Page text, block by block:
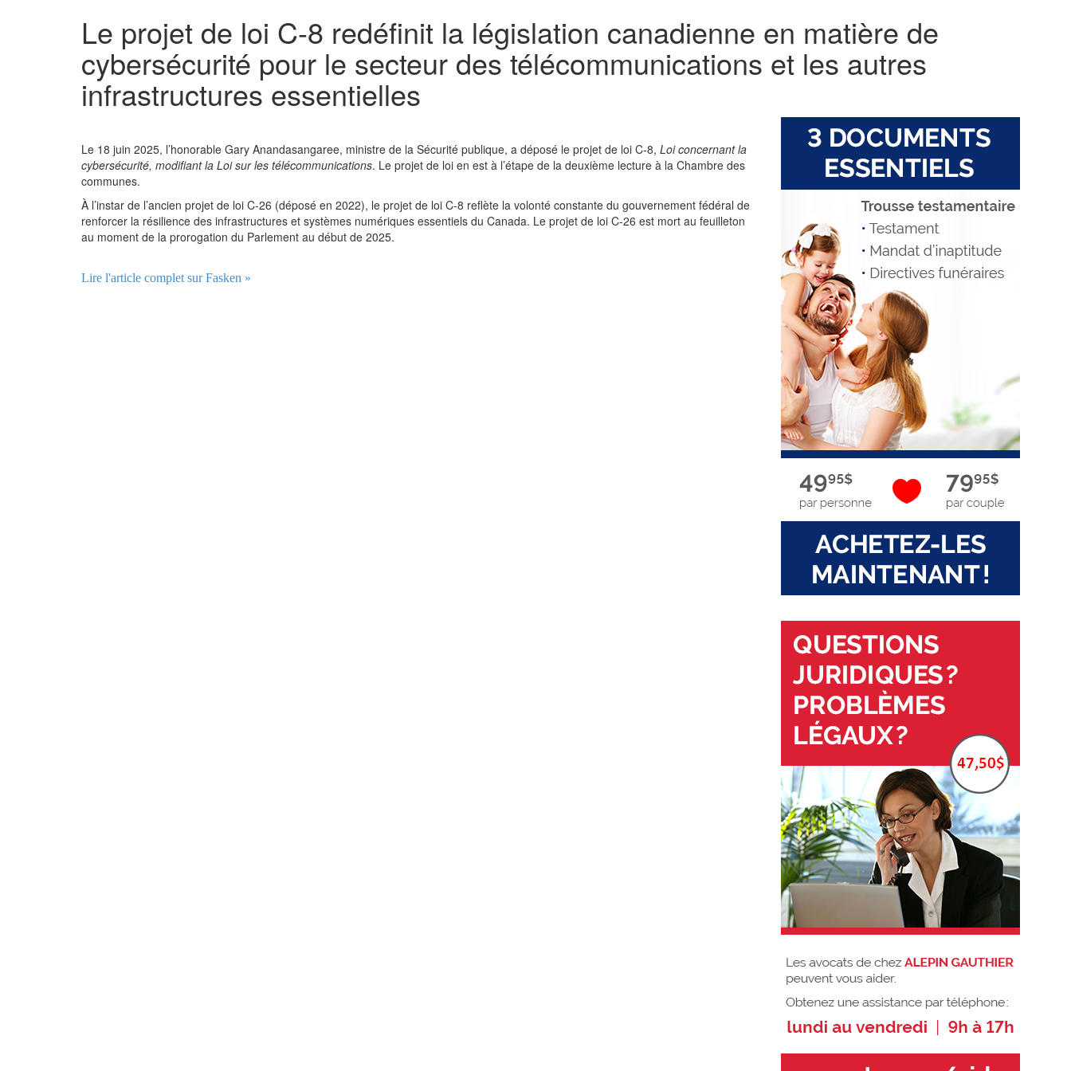
Le projet de loi C-8 redéfinit la législation canadienne en matière de
cybersécurité pour le secteur des télécommunications et les autres
infrastructures essentielles
Le 18 juin 2025, l’honorable Gary Anandasangaree, ministre de la Sécurité publique, a déposé le projet de loi C-8, Loi concernant la
cybersécurité, modifiant la Loi sur les télécommunications. Le projet de loi en est à l’étape de la deuxième lecture à la Chambre des
communes.
À l’instar de l’ancien projet de loi C-26 (déposé en 2022), le projet de loi C-8 reflète la volonté constante du gouvernement fédéral de
renforcer la résilience des infrastructures et systèmes numériques essentiels du Canada. Le projet de loi C-26 est mort au feuilleton
au moment de la prorogation du Parlement au début de 2025.
Lire l'article complet sur Fasken »